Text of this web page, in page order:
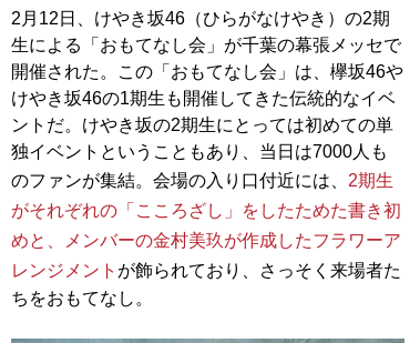
2月12日、けやき坂46（ひらがなけやき）の2期
生による「おもてなし会」が千葉の幕張メッセで
開催された。この「おもてなし会」は、欅坂46や
けやき坂46の1期生も開催してきた伝統的なイベ
ントだ。けやき坂の2期生にとっては初めての単
独イベントということもあり、当日は7000人も
のファンが集結。会場の入り口付近には、 2期生
がそれぞれの「こころざし」をしたためた書き初
めと、メンバーの金村美玖が作成したフラワーア
レンジメント が飾られており、さっそく来場者た
ちをおもてなし。